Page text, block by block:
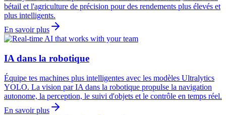
bétail et l'agriculture de précision pour des rendements plus élevés et
plus intelligents.
En savoir plus
IA dans la robotique
Équipe tes machines plus intelligentes avec les modèles Ultralytics
YOLO. La vision par IA dans la robotique propulse la navigation
autonome, la perception, le suivi d'objets et le contrôle en temps réel.
En savoir plus